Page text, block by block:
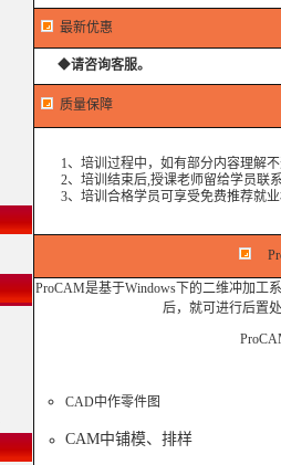
最新优惠
◆请咨询客服。
质量保障
1、培训过程中，如有部分内容理解不
2、培训结束后,授课老师留给学员联
3、培训合格学员可享受免费推荐就业
ProCAM是基于Windows下的二维冲加工
后，就可进行后置
CAD中作零件图
CAM中铺模、排样